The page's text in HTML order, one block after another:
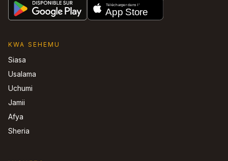
KWA SEHEMU
Siasa
Usalama
Uchumi
Jamii
Afya
Sheria